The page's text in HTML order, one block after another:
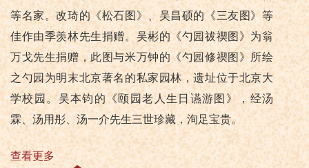
等名家。改琦的《松石图》、吴昌硕的《三友图》等
佳作由季羡林先生捐赠。吴彬的《勺园祓禊图》为翁
万戈先生捐赠，此图与米万钟的《勺园修禊图》所绘
之勺园为明末北京著名的私家园林，遗址位于北京大
学校园。吴本钧的《颐园老人生日䜩游图》，经汤
霖、汤用彤、汤一介先生三世珍藏，洵足宝贵。
查看更多